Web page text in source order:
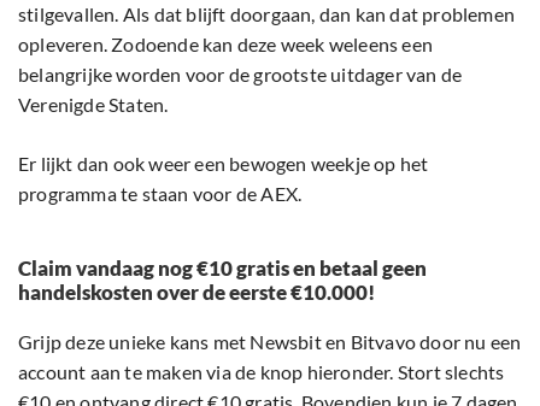
stilgevallen. Als dat blijft doorgaan, dan kan dat problemen
opleveren. Zodoende kan deze week weleens een
belangrijke worden voor de grootste uitdager van de
Verenigde Staten.
Er lijkt dan ook weer een bewogen weekje op het
programma te staan voor de AEX.
Claim vandaag nog €10 gratis en betaal geen
handelskosten over de eerste €10.000!
Grijp deze unieke kans met Newsbit en Bitvavo door nu een
account aan te maken via de knop hieronder. Stort slechts